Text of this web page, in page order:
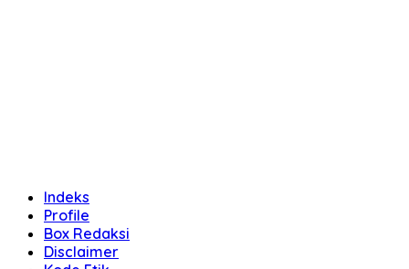
Indeks
Profile
Box Redaksi
Disclaimer